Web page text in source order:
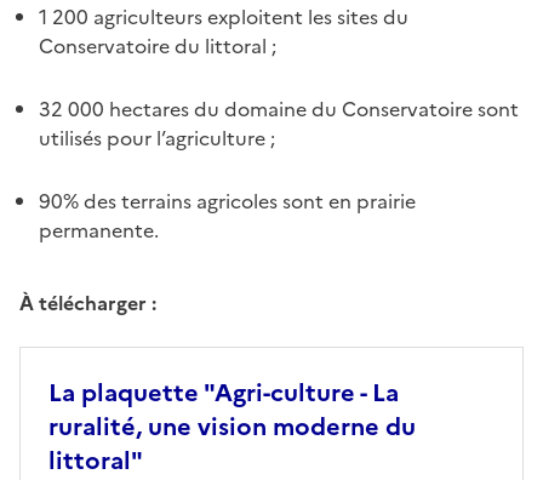
1 200 agriculteurs exploitent les sites du
Conservatoire du littoral ;
32 000 hectares du domaine du Conservatoire sont
utilisés pour l’agriculture ;
90% des terrains agricoles sont en prairie
permanente.
À télécharger :
La plaquette "Agri-culture - La
ruralité, une vision moderne du
littoral"